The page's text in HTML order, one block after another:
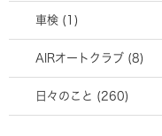
車検 (1)
AIRオートクラブ (8)
日々のこと (260)